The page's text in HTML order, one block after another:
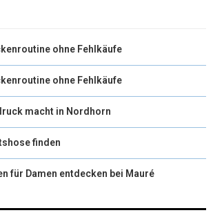
K N
ohne Fehlkäufe
ohne Fehlkäufe
macht in Nordhorn
finden
für Damen entdecken bei Mauré